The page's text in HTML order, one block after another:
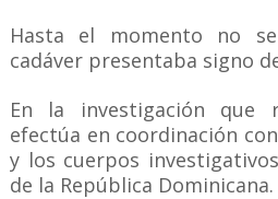
Hasta el momento no
cadáver presentaba signo
En la investigación que
efectúa en coordinación
y los cuerpos
de la República Dominicana.